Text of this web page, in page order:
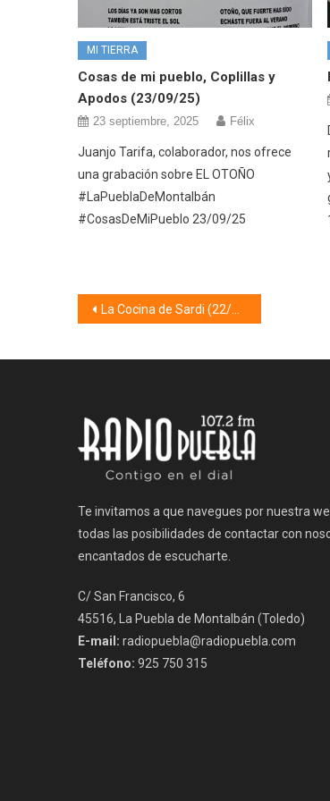
MI TIERRA
Cosas de mi pueblo, Coplillas y
Apodos (23/09/25)
23 septiembre, 2025 Félix
Juanjo Tarifa, colaborador, nos ofrece
una grabación sobre EL OTOÑO
#LaPueblaDeMontalbán
#CosasDeMiPueblo 23/09/25
Navegación
La Cocina de Sardi (22/10/25)
Te invitamos a que navegues por nuestra
todas las posibilidades de contactar con
encantados de escucharte.
C/ San Francisco, 6
45516, La Puebla de Montalbán (Toledo)
E-mail: radiopuebla@radiopuebla.com
Teléfono: 925 750 315